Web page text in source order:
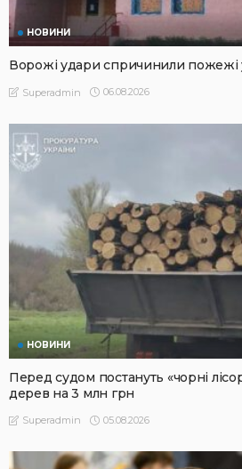
НОВИНИ
Ворожі удари спричинили пожежі
Superadmin 06.08.2026
НОВИНИ
Перед судом постануть «чорні
дерев на 3 млн грн
Superadmin 05.08.2026